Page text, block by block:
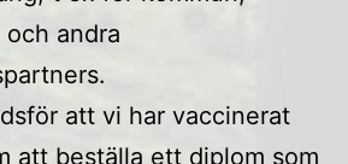
andra
att vi har vaccinerat
att beställa ett diplom som